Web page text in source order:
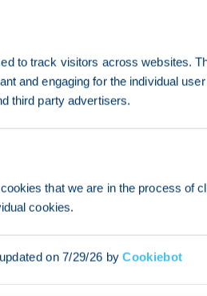
to track visitors across websites.
and engaging for the individual
third party advertisers.
that we are in the process of
cookies.
on 7/29/26 byCookiebot
Det centrale marked med friske
Ideelt til budgetvenlig
Bairrada-vinregion producerer
og den berømte mousserende vin.
— €4–€8 for god kvalitet.
eller Porto, men aktiv.
gruppe. Facebook-
in Coimbra" hjælper med bolig og